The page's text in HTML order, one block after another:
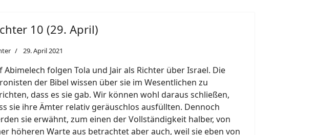
10 (29. April)
29. April 2021
Abimelech folgen Tola und Jair als Richter über Israel. Die
der Bibel wissen über sie im Wesentlichen zu
dass es sie gab. Wir können wohl daraus schließen,
sie ihre Ämter relativ geräuschlos ausfüllten. Dennoch
sie erwähnt, zum einen der Vollständigkeit halber, von
höheren Warte aus betrachtet aber auch, weil sie eben von